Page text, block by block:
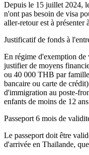
Depuis le 15 juillet 2024,
n'ont pas besoin de visa
aller-retour est à présenter
Justificatif de fonds à
En régime d'exemption
justifier de moyens
ou 40 000 THB par
bancaire ou carte de
d'immigration au poste-
enfants de moins de 12
Passeport 6 mois de
Le passeport doit être
d'arrivée en Thaïlande,